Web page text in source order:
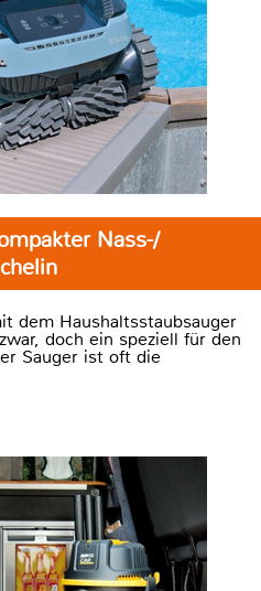
Nass-/
dem Haushaltsstaubsauger
doch ein speziell für den
Sauger ist oft die